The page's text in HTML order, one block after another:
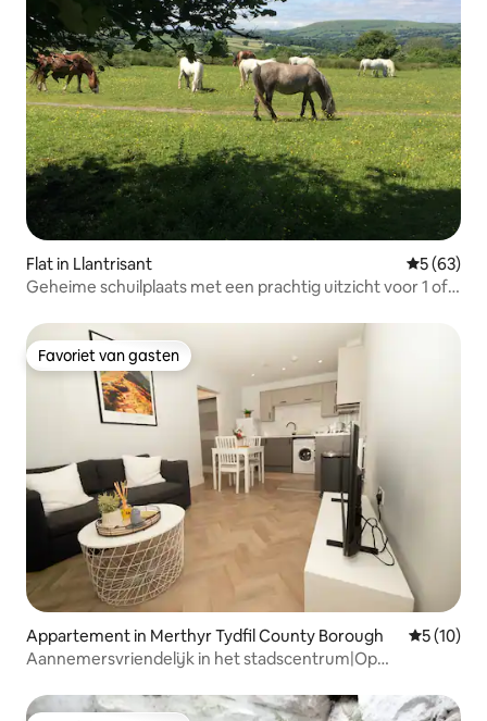
Flat in Llantrisant
5 (63)
Geheime schuilplaats met een prachtig uitzicht voor 1 of
Favoriet van gasten
Favoriet van gasten
Appartement in Merthyr Tydfil County Borough
5 (10)
Aannemersvriendelijk in het stadscentrum|Op